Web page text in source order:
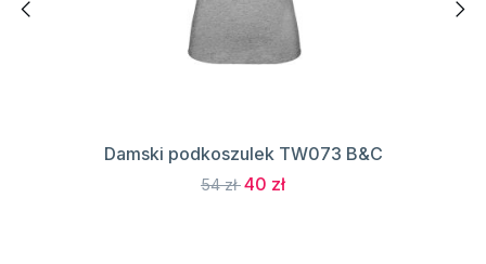
Damski podkoszulek TW073 B&C
54 zł40 zł